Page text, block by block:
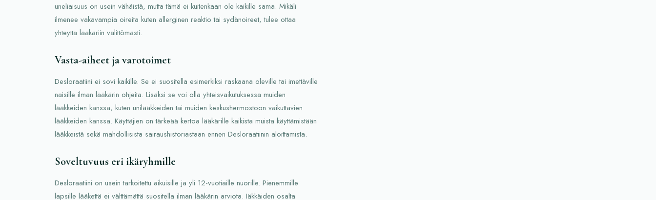
uneliaisuus on usein vähäistä, mutta tämä ei kuitenkaan ole kaikille sama. Mikäli
ilmenee vakavampia oireita kuten allerginen reaktio tai sydänoireet, tulee ottaa
yhteyttä lääkäriin välittömästi.
Vasta-aiheet ja varotoimet
Desloraatiini ei sovi kaikille. Se ei suositella esimerkiksi raskaana oleville tai imettäville
naisille ilman lääkärin ohjeita. Lisäksi se voi olla yhteisvaikutuksessa muiden
lääkkeiden kanssa, kuten unilääkkeiden tai muiden keskushermostoon vaikuttavien
lääkkeiden kanssa. Käyttäjien on tärkeää kertoa lääkärille kaikista muista käyttämistään
lääkkeistä sekä mahdollisista sairaushistoriastaan ennen Desloraatiinin aloittamista.
Soveltuvuus eri ikäryhmille
Desloraatiini on usein tarkoitettu aikuisille ja yli 12-vuotiaille nuorille. Pienemmille
lapsille lääkettä ei välttämättä suositella ilman lääkärin arviota. Iäkkäiden osalta